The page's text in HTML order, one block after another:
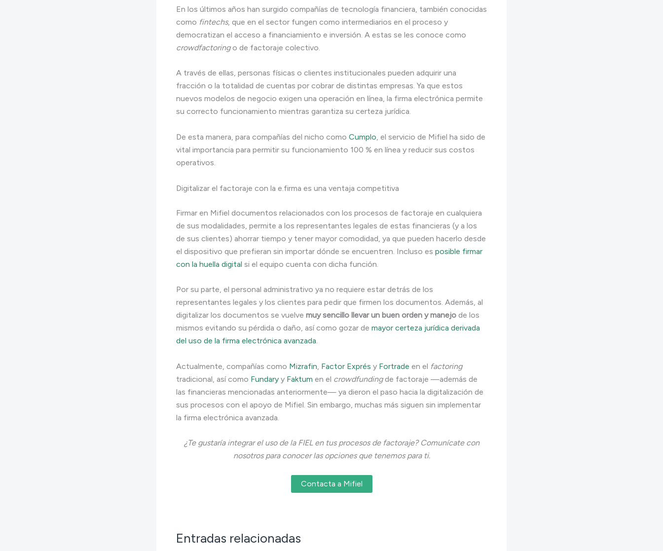
En los últimos años han surgido compañías de tecnología financiera, también conocidas
como fintechs, que en el sector fungen como intermediarios en el proceso y
democratizan el acceso a financiamiento e inversión. A estas se les conoce como
crowdfactoringo de factoraje colectivo.
A través de ellas, personas físicas o clientes institucionales pueden adquirir una
fracción o la totalidad de cuentas por cobrar de distintas empresas. Ya que estos
nuevos modelos de negocio exigen una operación en línea, la firma electrónica permite
su correcto funcionamiento mientras garantiza su certeza jurídica.
De esta manera, para compañías del nicho como Cumplo, el servicio de Mifiel ha sido de
vital importancia para permitir su funcionamiento 100 % en línea y reducir sus costos
operativos.
Digitalizar el factoraje con la e.firma es una ventaja competitiva
Firmar en Mifiel documentos relacionados con los procesos de factoraje en cualquiera
de sus modalidades, permite a los representantes legales de estas financieras (y a los
de sus clientes) ahorrar tiempo y tener mayor comodidad, ya que pueden hacerlo desde
el dispositivo que prefieran sin importar dónde se encuentren. Incluso es posible firmar
con la huella digital si el equipo cuenta con dicha función.
Por su parte, el personal administrativo ya no requiere estar detrás de los
representantes legales y los clientes para pedir que firmen los documentos. Además, al
digitalizar los documentos se vuelve muy sencillo llevar un buen orden y manejo de los
mismos evitando su pérdida o daño, así como gozar de mayor certeza jurídica derivada
del uso de la firma electrónica avanzada.
Actualmente, compañías como Mizrafin Factor Exprés y Fortrade en el factoring
tradicional, así como Fundary y Faktum en el crowdfundingde factoraje —además de
las financieras mencionadas anteriormente— ya dieron el paso hacia la digitalización de
sus procesos con el apoyo de Mifiel. Sin embargo, muchas más siguen sin implementar
la firma electrónica avanzada.
¿Te gustaría integrar el uso de la FIEL en tus procesos de factoraje? Comunícate con
nosotros para conocer las opciones que tenemos para ti.
Contacta a Mifiel
Entradas relacionadas